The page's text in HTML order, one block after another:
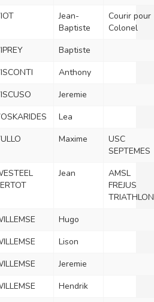
Jean-
Baptiste
Courir pour
Colonel
Baptiste
Anthony
Jeremie
Lea
Maxime
USC
SEPTEMES
Jean
AMSL
FREJUS
TRIATHLON
Hugo
Lison
Jeremie
Hendrik